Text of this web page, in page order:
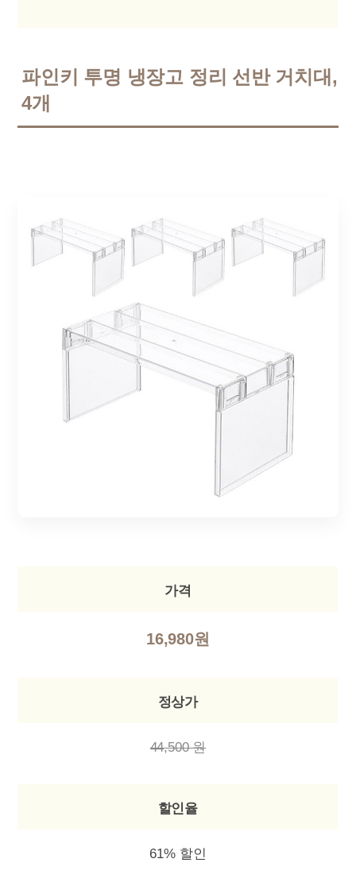
파인키 투명 냉장고 정리 선반 거치대,
4개
가격
16,980원
정상가
44,500 원
할인율
61% 할인